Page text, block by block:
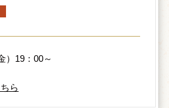
）19：00～
ら